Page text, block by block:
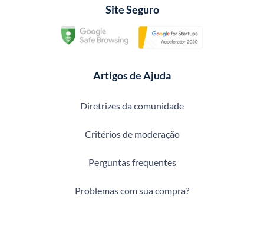
Site Seguro
Artigos de Ajuda
Diretrizes da comunidade
Critérios de moderação
Perguntas frequentes
Problemas com sua compra?